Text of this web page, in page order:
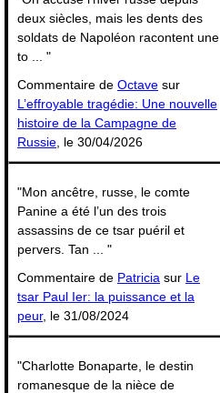
deux siècles, mais les dents des
soldats de Napoléon racontent une
to ... "
Commentaire de Octave sur
L’effroyable tragédie: Une nouvelle
histoire de la Campagne de
Russie , le 30/04/2026
"Mon ancêtre, russe, le comte
Panine a été l’un des trois
assassins de ce tsar puéril et
pervers. Tan ... "
Commentaire de Patricia sur Le
tsar Paul Ier: la puissance et la
peur, le 31/08/2024
"Charlotte Bonaparte, le destin
romanesque de la nièce de